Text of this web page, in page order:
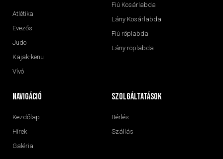
Atlétika
Evezős
Judo
Kajak-kenu
Vívó
Fiú Kosárlabda
Lány Kosárlabda
Fiú röplabda
Lány röplabda
navigáció
Kezdőlap
Hírek
Galéria
Szolgáltatások
Bérlés
Szállás